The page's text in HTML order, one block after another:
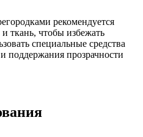
рекомендуется
и ткань, чтобы избежать
специальные средства
поддержания прозрачности